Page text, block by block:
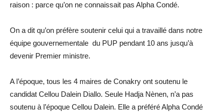
raison : parce qu’on ne connaissait pas Alpha Condé.
On a dit qu’on préfère soutenir celui qui a travaillé dans notre
équipe gouvernementale du PUP pendant 10 ans jusqu’à
devenir Premier ministre.
A l’époque, tous les 4 maires de Conakry ont soutenu le
candidat Cellou Dalein Diallo. Seule Hadja Nènen, n’a pas
soutenu à l’époque Cellou Dalein. Elle a préféré Alpha Condé